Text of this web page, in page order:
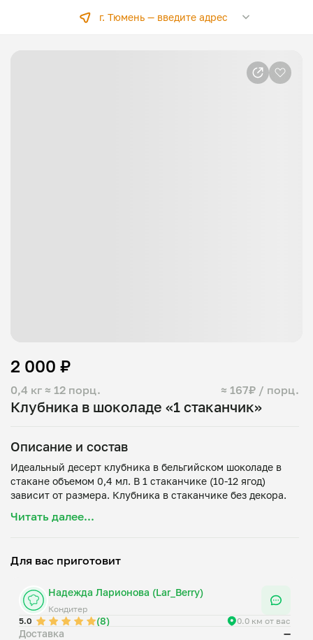
г. Тюмень — введите адрес
Клубника в шоколаде «1 стаканчик»
0,4 кг ≈ 12 порц. ≈ 167₽ / порц.
2 000 ₽
Описание и состав
Идеальный десерт клубника в бельгийском шоколаде в
стакане объемом 0,4 мл. В 1 стаканчике (10-12 ягод)
Читать далее...
Для вас приготовит
Надежда Ларионова (Lar_Berry)
Кондитер
5.0
(8) 0.0 км от вас
Доставка —